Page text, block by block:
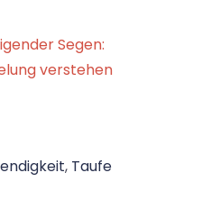
Segen:
verstehen
, Taufe